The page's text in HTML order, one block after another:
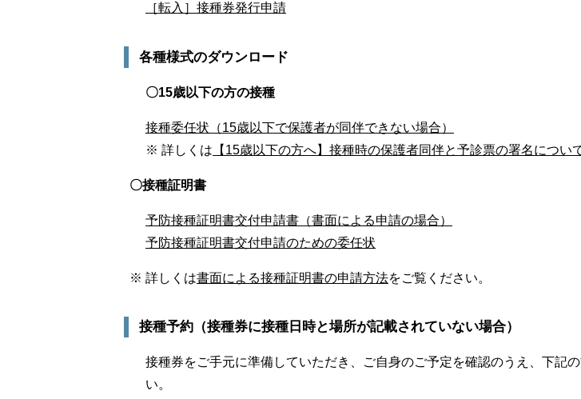
［転入］接種券発行申請
各種様式のダウンロード
〇15歳以下の方の接種
接種委任状（15歳以下で保護者が同伴できない場合）
※ 詳しくは 【15歳以下の方へ】接種時の保護者同伴と予診票の署名につい
〇接種証明書
予防接種証明書交付申請書（書面による申請の場合）
予防接種証明書交付申請のための委任状
※ 詳しくは書面による接種証明書の申請方法をご覧ください。
接種予約（接種券に接種日時と場所が記載されていない場合）
接種券をご手元に準備していただき、ご自身のご予定を確認のうえ、下記
い。